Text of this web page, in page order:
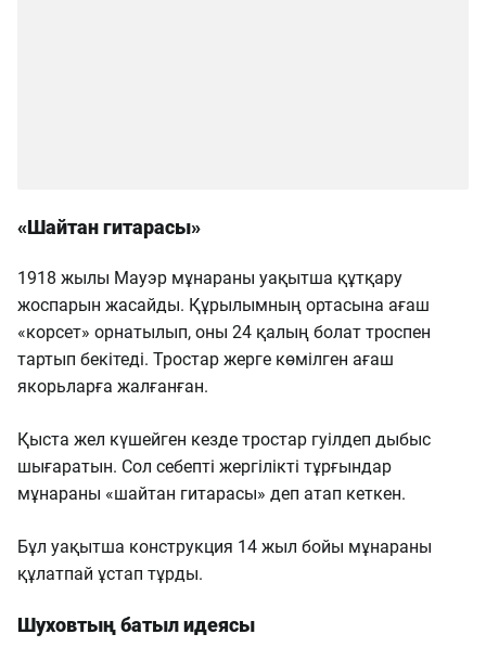
«Шайтан гитарасы»
1918 жылы Мауэр мұнараны уақытша құтқару
жоспарын жасайды. Құрылымның ортасына ағаш
«корсет» орнатылып, оны 24 қалың болат троспен
тартып бекітеді. Тростар жерге көмілген ағаш
якорьларға жалғанған.
Қыста жел күшейген кезде тростар гуілдеп дыбыс
шығаратын. Сол себепті жергілікті тұрғындар
мұнараны «шайтан гитарасы» деп атап кеткен.
Бұл уақытша конструкция 14 жыл бойы мұнараны
құлатпай ұстап тұрды.
Шуховтың батыл идеясы